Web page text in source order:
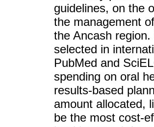
guidelines, on the
the management
the Ancash
selected in
PubMed and
spending on oral
results-based
amount allocated,
be the most cost-